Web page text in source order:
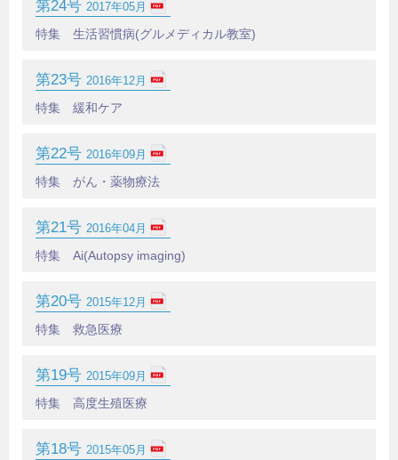
第24号 2017年05月
特集 生活習慣病(グルメディカル教室)
第23号 2016年12月
特集 緩和ケア
第22号 2016年09月
特集 がん・薬物療法
第21号 2016年04月
特集 Ai(Autopsy imaging)
第20号 2015年12月
特集 救急医療
第19号 2015年09月
特集 高度生殖医療
第18号 2015年05月